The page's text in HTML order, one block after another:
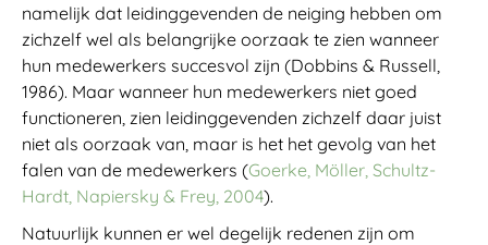
namelijk dat leidinggevenden de neiging hebben om
zichzelf wel als belangrijke oorzaak te zien wanneer
hun medewerkers succesvol zijn (Dobbins & Russell,
1986). Maar wanneer hun medewerkers niet goed
functioneren, zien leidinggevenden zichzelf daar juist
niet als oorzaak van, maar is het het gevolg van het
falen van de medewerkers (Goerke, Möller, Schultz-
Hardt, Napiersky & Frey, 2004).
Natuurlijk kunnen er wel degelijk redenen zijn om